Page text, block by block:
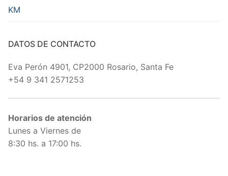
KM
DATOS DE CONTACTO
Eva Perón 4901, CP2000 Rosario, Santa Fe
+54 9 341 2571253
Horarios de atención
Lunes a Viernes de
8:30 hs. a 17:00 hs.